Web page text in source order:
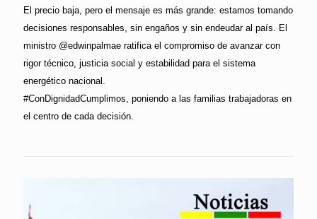
El precio baja, pero el mensaje es más grande: estamos tomando
decisiones responsables, sin engaños y sin endeudar al país. El
ministro @edwinpalmae ratifica el compromiso de avanzar con
rigor técnico, justicia social y estabilidad para el sistema
energético nacional.
#ConDignidadCumplimos, poniendo a las familias trabajadoras en
el centro de cada decisión.